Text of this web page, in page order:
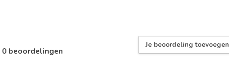
0 beoordelingen
Je beoordeling toevoegen